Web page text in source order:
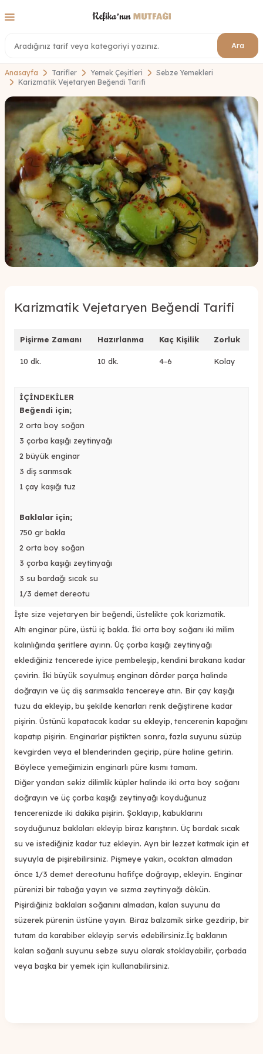
Ara
Anasayfa Tarifler Yemek Çeşitleri
Sebze Yemekleri
Karizmatik Vejetaryen Beğendi Tarifi
Karizmatik Vejetaryen Beğendi Tarifi
Pişirme Zamanı Hazırlanma Kaç Kişilik Zorluk
10 dk. 10 dk. 4-6 Kolay
İÇİNDEKİLER
Beğendi için;
2 orta boy soğan
3 çorba kaşığı zeytinyağı
2 büyük enginar
3 diş sarımsak
1 çay kaşığı tuz
Baklalar için;
750 gr bakla
2 orta boy soğan
3 çorba kaşığı zeytinyağı
3 su bardağı sıcak su
1/3 demet dereotu
İşte size vejetaryen bir beğendi, üstelikte çok karizmatik.
Altı enginar püre, üstü iç bakla. İki orta boy soğanı iki milim
kalınlığında şeritlere ayırın. Üç çorba kaşığı zeytinyağı
eklediğiniz tencerede iyice pembeleşip, kendini bırakana kadar
çevirin. İki büyük soyulmuş enginarı dörder parça halinde
doğrayın ve üç diş sarımsakla tencereye atın. Bir çay kaşığı
tuzu da ekleyip, bu şekilde kenarları renk değiştirene kadar
pişirin. Üstünü kapatacak kadar su ekleyip, tencerenin kapağını
kapatıp pişirin. Enginarlar piştikten sonra, fazla suyunu süzüp
kevgirden veya el blenderinden geçirip, püre haline getirin.
Böylece yemeğimizin enginarlı püre kısmı tamam.
Diğer yandan sekiz dilimlik küpler halinde iki orta boy soğanı
doğrayın ve üç çorba kaşığı zeytinyağı koyduğunuz
tencerenizde iki dakika pişirin. Şoklayıp, kabuklarını
soyduğunuz baklaları ekleyip biraz karıştırın. Üç bardak sıcak
su ve istediğiniz kadar tuz ekleyin. Ayrı bir lezzet katmak için et
suyuyla de pişirebilirsiniz. Pişmeye yakın, ocaktan almadan
önce 1/3 demet dereotunu hafifçe doğrayıp, ekleyin. Enginar
pürenizi bir tabağa yayın ve sızma zeytinyağı dökün.
Pişirdiğiniz baklaları soğanını almadan, kalan suyunu da
süzerek pürenin üstüne yayın. Biraz balzamik sirke gezdirip, bir
tutam da karabiber ekleyip servis edebilirsiniz.İç baklanın
kalan soğanlı suyunu sebze suyu olarak stoklayabilir, çorbada
veya başka bir yemek için kullanabilirsiniz.